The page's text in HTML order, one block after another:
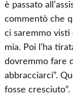
è passato
commentò che
ci saremmo visti
mia. Poi l’ha
dovremmo fare
abbracciarci”.
fosse cresciuto”.